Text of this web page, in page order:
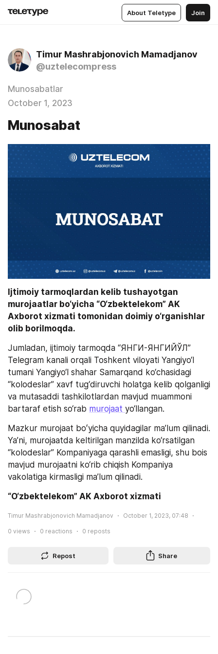
About Teletype Join
Timur Mashrabjonovich Mamadjanov
@uztelecompress
Munosabatlar
October 1, 2023
Munosabat
Ijtimoiy tarmoqlardan kelib tushayotgan
murojaatlar bo‘yicha “O‘zbektelekom” AK
Axborot xizmati tomonidan doimiy o‘rganishlar
olib borilmoqda.
Jumladan, ijtimoiy tarmoqda “ЯНГИ-ЯНГИЙЎЛ”
Telegram kanali orqali Toshkent viloyati Yangiyo‘l
tumani Yangiyo‘l shahar Samarqand ko‘chasidagi
“kolodeslar” xavf tug‘diruvchi holatga kelib qolganligi
va mutasaddi tashkilotlardan mavjud muammoni
bartaraf etish so‘rab murojaat yo‘llangan.
Mazkur murojaat boʻyicha quyidagilar ma’lum qilinadi.
Ya’ni, murojaatda keltirilgan manzilda ko‘rsatilgan
“kolodeslar” Kompaniyaga qarashli emasligi, shu bois
mavjud murojaatni ko‘rib chiqish Kompaniya
vakolatiga kirmasligi ma’lum qilinadi.
“O‘zbektelekom” AK Axborot xizmati
Timur Mashrabjonovich Mamadjanov October 1, 2023, 07:48
0 views 0 reactions 0 reposts
Repost Share